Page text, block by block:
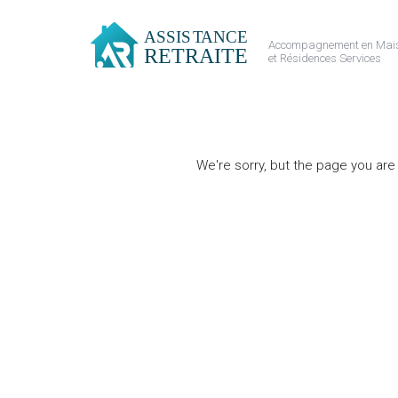
Accompagnement en
et Résidences Services
We're sorry, but the page you